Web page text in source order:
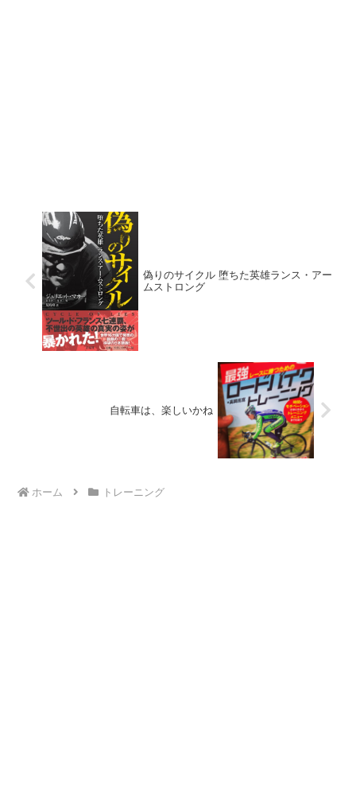
偽りのサイクル 堕ちた英雄ランス・アー
ムストロング
自転車は、楽しいかね
ホーム トレーニング